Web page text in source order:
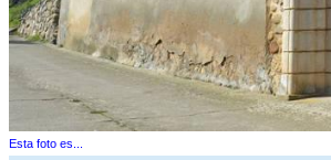
Esta foto es...